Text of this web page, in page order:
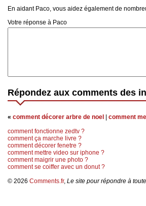
En aidant Paco, vous aidez également de
Votre réponse à Paco
Répondez aux comments des
« comment décorer arbre de noel | comment
comment fonctionne zedtv ?
comment ça marche livre ?
comment décorer fenetre ?
comment mettre video sur iphone ?
comment maigrir une photo ?
comment se coiffer avec un donut ?
© 2026 Comments.fr, Le site pour répondre à